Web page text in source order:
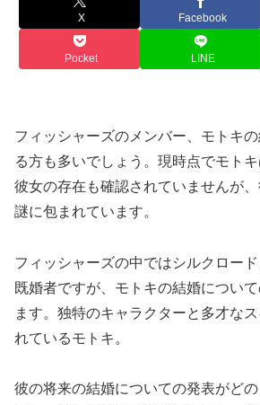
X Facebook
Pocket LINE
フィッシャーズのメンバー、モトキ
る方も多いでしょう。現時点でモトキ
彼女の存在も確認されていませんが
謎に包まれています。
フィッシャーズの中ではシルクロー
既婚者ですが、モトキの結婚につい
ます。独特のキャラクターと多才な
れているモトキ。
彼の将来の結婚についての発表がど